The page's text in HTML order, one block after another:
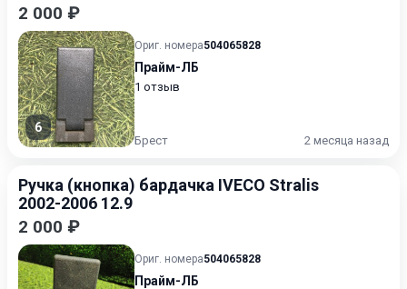
2 000 ₽
6
Ориг. номера504065828
Прайм-ЛБ
1 отзыв
Брест 2 месяца назад
Ручка (кнопка) бардачка IVECO Stralis
2002-2006 12.9
2 000 ₽
Ориг. номера504065828
Прайм-ЛБ